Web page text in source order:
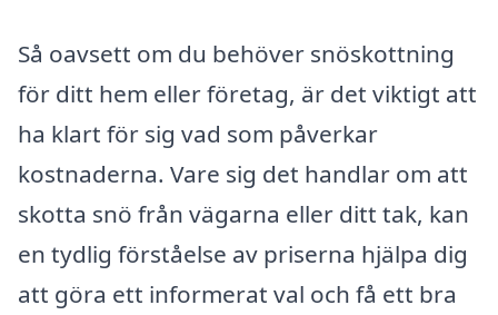
Så oavsett om du behöver snöskottning
för ditt hem eller företag, är det viktigt att
ha klart för sig vad som påverkar
kostnaderna. Vare sig det handlar om att
skotta snö från vägarna eller ditt tak, kan
en tydlig förståelse av priserna hjälpa dig
att göra ett informerat val och få ett bra